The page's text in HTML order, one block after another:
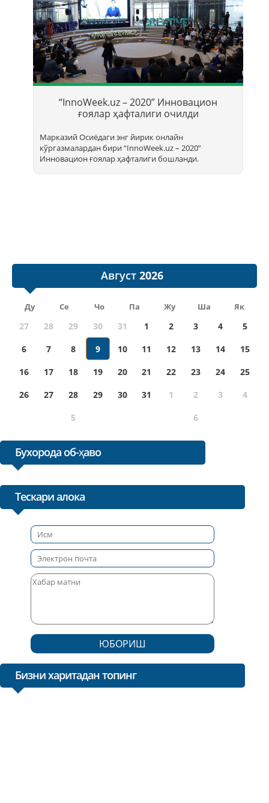
“InnoWeek.uz – 2020” Инновацион
ғоялар ҳафталиги очилди
Марказий Осиёдаги энг йирик онлайн
кўргазмалардан бири “InnoWееk.uz – 2020”
Инновацион ғоялар ҳафталиги бошланди.
Август
Ду Се Чо Па Жу Ша Як
27 28 29 30 31 1 2 3 4
5
6
7 8 9 10 11 12 13 14
15
16
17 18 19 20 21 22 23 24
25
26
27 28 29 30 31 1 2 3
4
5
6
Бухорода об-ҳаво
Тескари алока
ЮБОРИШ
Бизни харитадан топинг